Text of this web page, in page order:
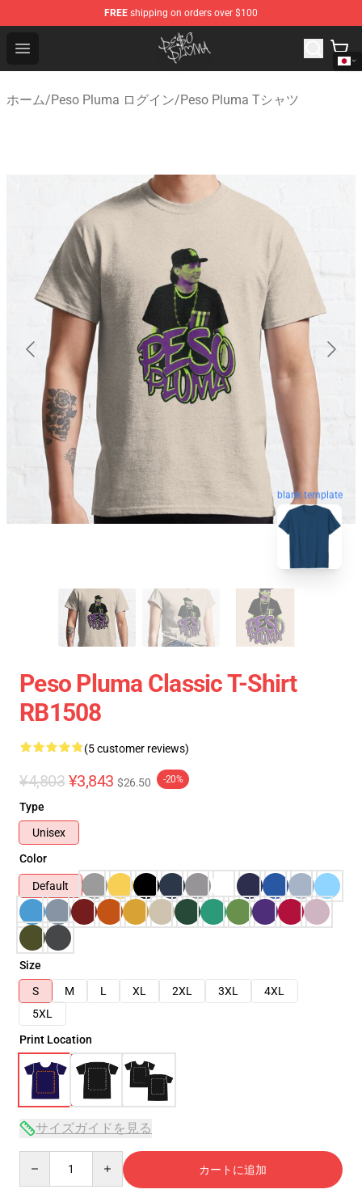
FREE shipping on orders over $100
Open menu
Peso Pluma Store - Official Peso Pluma Merchandise
ホーム/Peso Pluma ログイン/Peso Pluma Tシャツ
blank template
Peso Pluma Classic T-Shirt
RB1508
(5 customer reviews)
¥4,803 ¥3,843 $26.50 -20%
Type
Unisex
Color
Default
Size
S
M L XL 2XL 3XL
4XL
5XL
Print Location
サイズガイドを見る
カートに追加